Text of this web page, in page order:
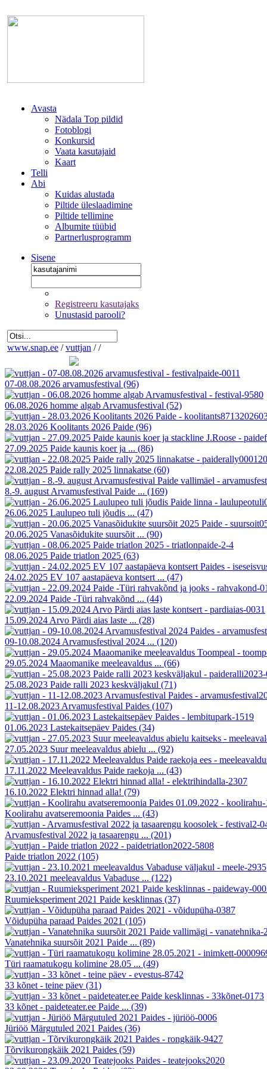
Avasta
Nädala Top pildid
Fotoblogi
Konkursid
Vaata kasutajaid
Kaart
Telli
Abi
Kuidas alustada
Piltide üleslaadimine
Piltide tellimine
Albumite tüübid
Partnerlusprogramm
Sisene
Registreeru kasutajaks
Unustasid parooli?
www.snap.ee / vuttjan / /
07-08.08.2026 arvamusfestival (96)
06.08.2026 homme algab Arvamusfestival (52)
28.03.2026 Koolitants 2026 Paide (96)
27.09.2025 Paide kaunis koer ja ... (86)
22.08.2025 Paide rally 2025 linnakatse (60)
8.-9. august Arvamusfestival Paide ... (169)
26.06.2025 Laulupeo tuli jõudis ... (47)
20.06.2025 Vanasõidukite suursõit ... (90)
08.06.2025 Paide triatlon 2025 (63)
24.02.2025 EV 107 aastapäeva kontsert ... (47)
22.09.2024 Paide -Türi rahvakõnd ... (44)
15.09.2024 Arvo Pärdi aias laste ... (28)
09-10.08.2024 Arvamusfestival 2024 ... (120)
29.05.2024 Maaomanike meeleavaldus ... (66)
25.08.2023 Paide ralli 2023 keskväljakul (71)
11-12.08.2023 Arvamusfestival Paides (107)
01.06.2023 Lastekaitsepäev Paides (34)
27.05.2023 Suur meeleavaldus abielu ... (92)
17.11.2022 Meeleavaldus Paide raekoja ... (43)
16.10.2022 Elektri hinnad alla! (79)
Koolirahu avatseremoonia Paides ... (43)
Arvamusfestival 2022 ja tasaarengu ... (201)
Paide triatlon 2022 (105)
23.10.2021 meeleavaldus Vabaduse ... (122)
Ruumieksperiment 2021 Paide kesklinnas (37)
Võidupüha paraad Paides 2021 (105)
Vanatehnika suursõit 2021 Paide ... (89)
Türi raamatukogu kolimine 28.05 ... (49)
33 kõnet - teine päev (31)
33 kõnet - paideteater.ee Paide ... (39)
Jüriöö Märgutuled 2021 Paides (36)
Tõrvikurongkäik 2021 Paides (59)